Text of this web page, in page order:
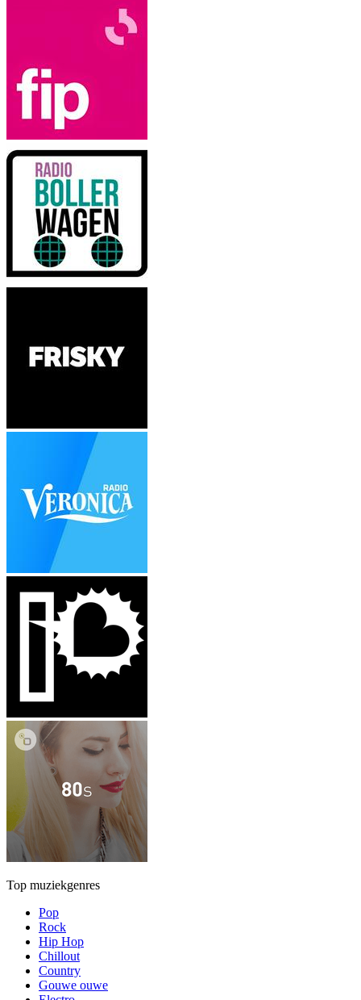
Top muziekgenres
Pop
Rock
Hip Hop
Chillout
Country
Gouwe ouwe